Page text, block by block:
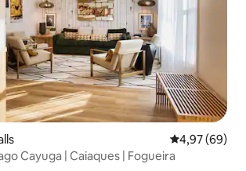
4,97 de uma
4,97 (69)
Cayuga | Caiaques | Fogueira